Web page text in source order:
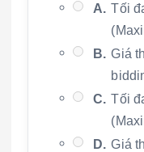
A. Tối
B. Giá
C. Tối
D. Giá